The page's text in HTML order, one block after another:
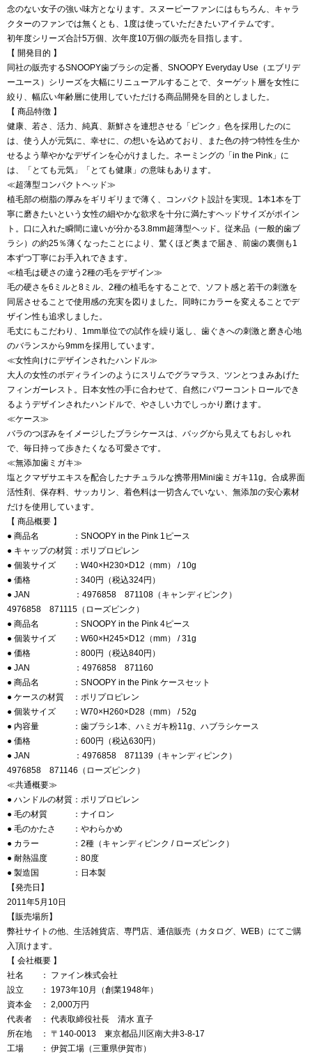
念のない女子の強い味方となります。スヌーピーファンにはもちろん、キャラ
クターのファンでは無くとも、1度は使っていただきたいアイテムです。
初年度シリーズ合計5万個、次年度10万個の販売を目指します。
【 開発目的 】
同社の販売するSNOOPY歯ブラシの定番、SNOOPY Everyday Use（エブリデ
ーユース）シリーズを大幅にリニューアルすることで、ターゲット層を女性に
絞り、幅広い年齢層に使用していただける商品開発を目的としました。
【 商品特徴 】
健康、若さ、活力、純真、新鮮さを連想させる「ピンク」色を採用したのに
は、使う人が元気に、幸せに、の想いを込めており、また色の持つ特性を生か
せるよう華やかなデザインを心がけました。ネーミングの「in the Pink」に
は、「とても元気」「とても健康」の意味もあります。
≪超薄型コンパクトヘッド≫
植毛部の樹脂の厚みをギリギリまで薄く、コンパクト設計を実現。1本1本を丁
寧に磨きたいという女性の細やかな欲求を十分に満たすヘッドサイズがポイン
ト。口に入れた瞬間に違いが分かる3.8mm超薄型ヘッド。従来品（一般的歯ブ
ラシ）の約25％薄くなったことにより、驚くほど奥まで届き、前歯の裏側も1
本ずつ丁寧にお手入れできます。
≪植毛は硬さの違う2種の毛をデザイン≫
毛の硬さを6ミルと8ミル、2種の植毛をすることで、ソフト感と若干の刺激を
同居させることで使用感の充実を図りました。同時にカラーを変えることでデ
ザイン性も追求しました。
毛丈にもこだわり、1mm単位での試作を繰り返し、歯ぐきへの刺激と磨き心地
のバランスから9mmを採用しています。
≪女性向けにデザインされたハンドル≫
大人の女性のボディラインのようにスリムでグラマラス、ツンとつまみあげた
フィンガーレスト。日本女性の手に合わせて、自然にパワーコントロールでき
るようデザインされたハンドルで、やさしい力でしっかり磨けます。
≪ケース≫
バラのつぼみをイメージしたブラシケースは、バッグから見えてもおしゃれ
で、毎日持って歩きたくなる可愛さです。
≪無添加歯ミガキ≫
塩とクマザサエキスを配合したナチュラルな携帯用Mini歯ミガキ11g。合成界面
活性剤、保存料、サッカリン、着色料は一切含んでいない、無添加の安心素材
だけを使用しています。
【 商品概要 】
● 商品名 ：SNOOPY in the Pink 1ピース
● キャップの材質：ポリプロピレン
● 個装サイズ ：W40×H230×D12（mm） / 10g
● 価格 ：340円（税込324円）
● JAN ：4976858 871108（キャンディピンク）
4976858 871115（ローズピンク）
● 商品名 ：SNOOPY in the Pink 4ピース
● 個装サイズ ：W60×H245×D12（mm） / 31g
● 価格 ：800円（税込840円）
● JAN ：4976858 871160
● 商品名 ：SNOOPY in the Pink ケースセット
● ケースの材質 ：ポリプロピレン
● 個装サイズ ：W70×H260×D28（mm） / 52g
● 内容量 ：歯ブラシ1本、ハミガキ粉11g、ハブラシケース
● 価格 ：600円（税込630円）
● JAN ：4976858 871139（キャンディピンク）
4976858 871146（ローズピンク）
≪共通概要≫
● ハンドルの材質：ポリプロピレン
● 毛の材質 ：ナイロン
● 毛のかたさ ：やわらかめ
● カラー ：2種（キャンディピンク / ローズピンク）
● 耐熱温度 ：80度
● 製造国 ：日本製
【発売日】
2011年5月10日
【販売場所】
弊社サイトの他、生活雑貨店、専門店、通信販売（カタログ、WEB）にてご購
入頂けます。
【 会社概要 】
社名 ： ファイン株式会社
設立 ： 1973年10月（創業1948年）
資本金 ： 2,000万円
代表者 ： 代表取締役社長 清水 直子
所在地 ： 〒140-0013 東京都品川区南大井3-8-17
工場 ： 伊賀工場（三重県伊賀市）